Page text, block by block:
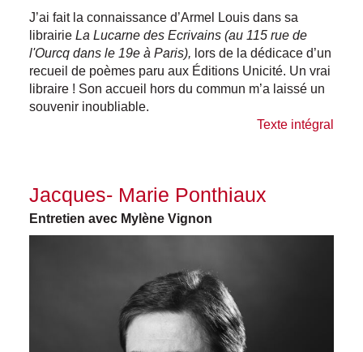
J’ai fait la connaissance d’Armel Louis dans sa
librairie La Lucarne des Ecrivains (au 115 rue de
l'Ourcq dans le 19e à Paris), lors de la dédicace d’un
recueil de poèmes paru aux Éditions Unicité. Un vrai
libraire ! Son accueil hors du commun m’a laissé un
souvenir inoubliable.
Texte intégral
Jacques- Marie Ponthiaux
Entretien avec Mylène Vignon